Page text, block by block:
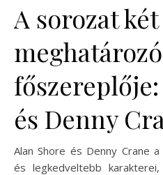
A sorozat két
meghatározó
és Denny
Alan Shore és Denny Crane
és legkedveltebb